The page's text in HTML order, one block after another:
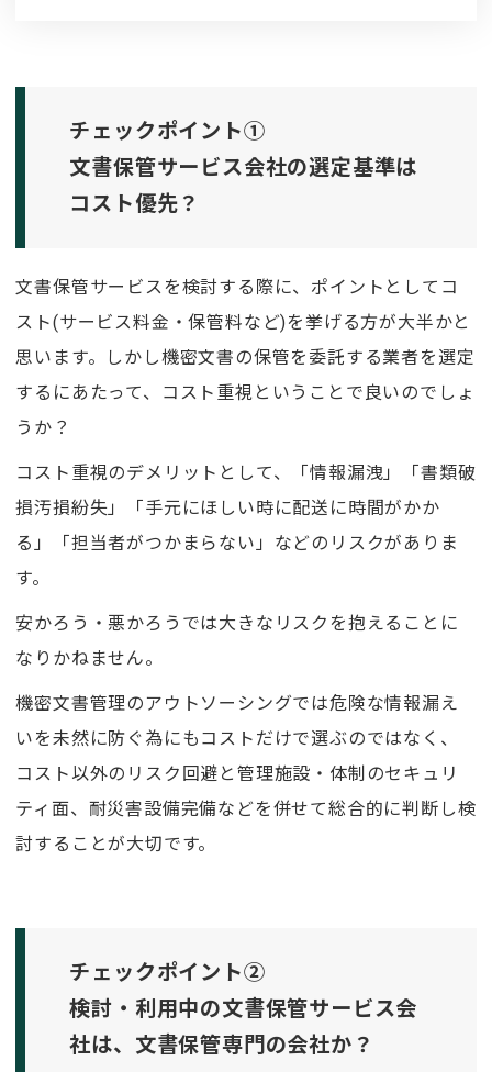
チェックポイント①
文書保管サービス会社の選定基準は
コスト優先？
文書保管サービスを検討する際に、ポイントとしてコ
スト(サービス料金・保管料など)を挙げる方が大半かと
思います。しかし機密文書の保管を委託する業者を選定
するにあたって、コスト重視ということで良いのでしょ
うか？
コスト重視のデメリットとして、「情報漏洩」「書類破
損汚損紛失」「手元にほしい時に配送に時間がかか
る」「担当者がつかまらない」などのリスクがありま
す。
安かろう・悪かろうでは大きなリスクを抱えることに
なりかねません。
機密文書管理のアウトソーシングでは危険な情報漏え
いを未然に防ぐ為にもコストだけで選ぶのではなく、
コスト以外のリスク回避と管理施設・体制のセキュリ
ティ面、耐災害設備完備などを併せて総合的に判断し検
討することが大切です。
チェックポイント②
検討・利用中の文書保管サービス会
社は、文書保管専門の会社か？